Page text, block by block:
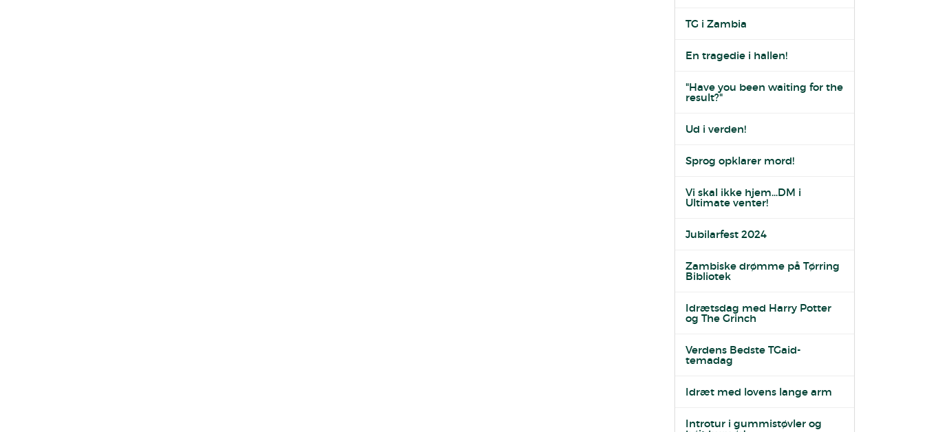
TG i Zambia
En tragedie i hallen!
"Have you been waiting for the
result?"
Ud i verden!
Sprog opklarer mord!
Vi skal ikke hjem...DM i
Ultimate venter!
Jubilarfest 2024
Zambiske drømme på Tørring
Bibliotek
Idrætsdag med Harry Potter
og The Grinch
Verdens Bedste TGaid-
temadag
Idræt med lovens lange arm
Introtur i gummistøvler og